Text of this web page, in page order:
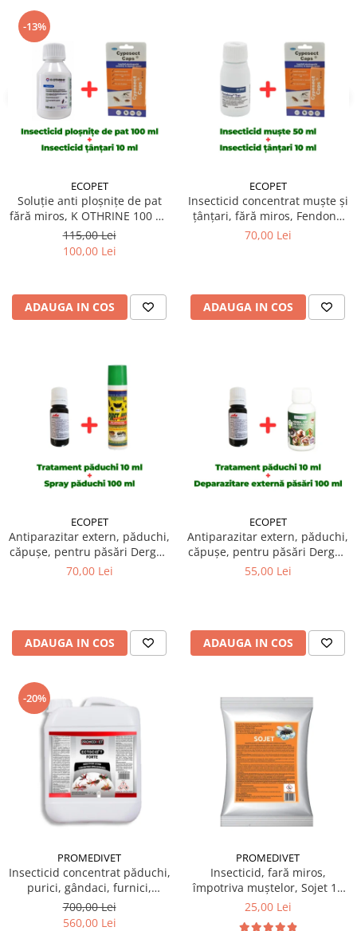
-13%
ECOPET
Soluție anti ploșnițe de pat
fără miros, K OTHRINE 100 ml
+ Insecticid concentrat
Cypesect Caps 10 ml, fără
miros, eficient contra
puricilor
115,00 Lei
100,00 Lei
ADAUGA IN COS
ECOPET
Insecticid concentrat muște și
țânțari, fără miros, Fendona
50ml + Insecticid concentrat
puricilor
70,00 Lei
ADAUGA IN COS
ECOPET
Antiparazitar extern, păduchi,
căpuşe, pentru păsări Dergall
10 ml + Spray insecticid
70,00 Lei
ADAUGA IN COS
ECOPET
Antiparazitar extern, păduchi,
căpuşe, pentru păsări Dergall
10 ml + Soluție păduchi, de
55,00 Lei
ADAUGA IN COS
-20%
PROMEDIVET
Insecticid concentrat păduchi,
purici, gândaci, furnici,
muște, țânțari Ectocid Forte T
5L
700,00 Lei
560,00 Lei
PROMEDIVET
Insecticid, fară miros,
împotriva muștelor, Sojet 10
gr
25,00 Lei